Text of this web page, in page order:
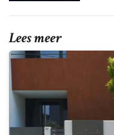
Lees meer